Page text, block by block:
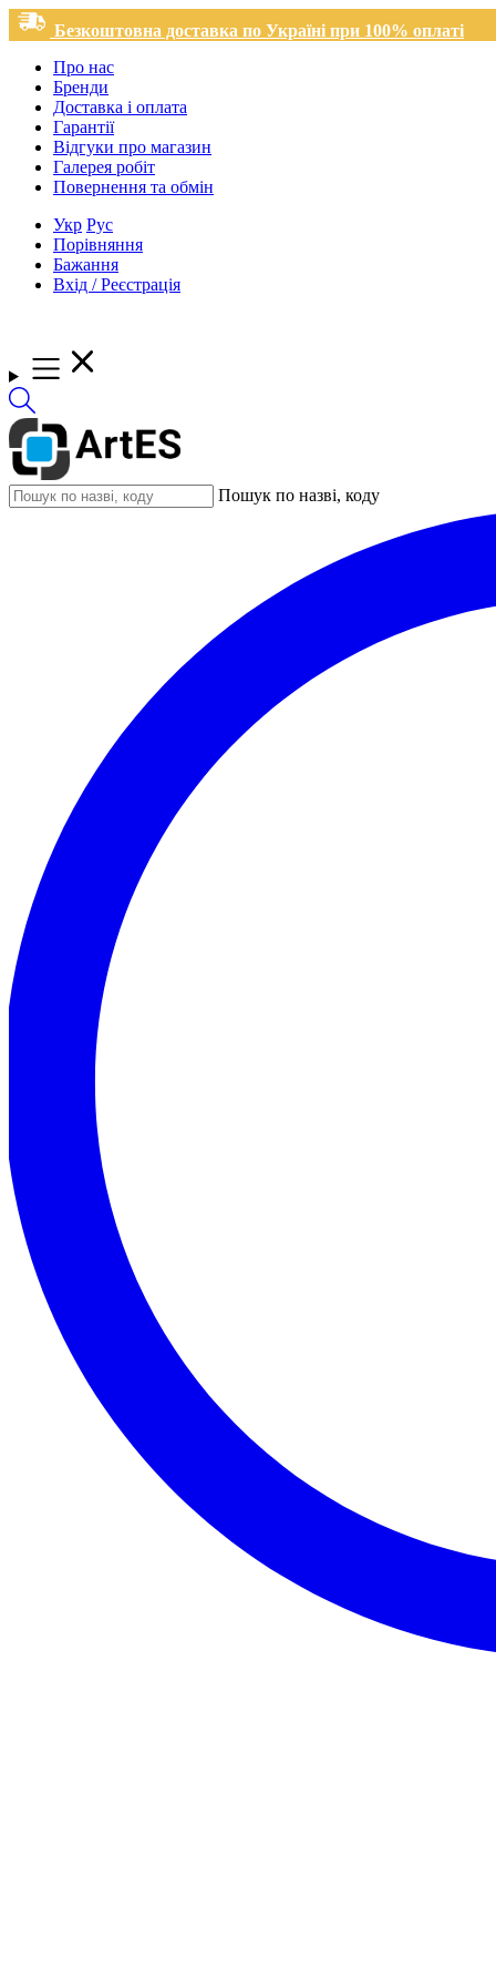
Безкоштовна доставка по Україні при 100% оплаті
Про нас
Бренди
Доставка і оплата
Гарантії
Відгуки про магазин
Галерея робіт
Повернення та обмін
Укр Рус
Порівняння
Бажання
Вхід / Реєстрація
Пошук по назві, коду